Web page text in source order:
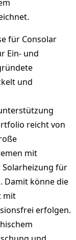
für Consolar
Ein- und
und
reicht von
mit
Solarheizung für
Damit könne die
mit
erfolgen.